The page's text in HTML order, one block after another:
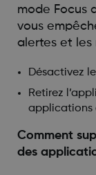
mode Focus
vous
alertes et les
Désactivez
Retirez
applications
Comment
des